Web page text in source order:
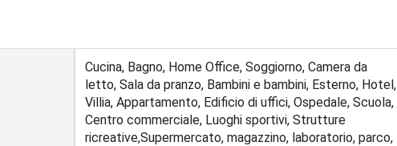
Cucina, Bagno, Home Office, Soggiorno, Camera da
letto, Sala da pranzo, Bambini e bambini, Esterno, Hotel,
Villia, Appartamento, Edificio di uffici, Ospedale, Scuola,
Centro commerciale, Luoghi sportivi, Strutture
ricreative,Supermercato, magazzino, laboratorio, parco,